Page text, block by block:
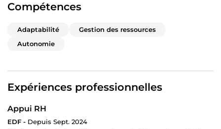
Compétences
Adaptabilité
Gestion des ressources
Autonomie
Expériences professionnelles
Appui RH
EDF - Depuis Sept. 2024